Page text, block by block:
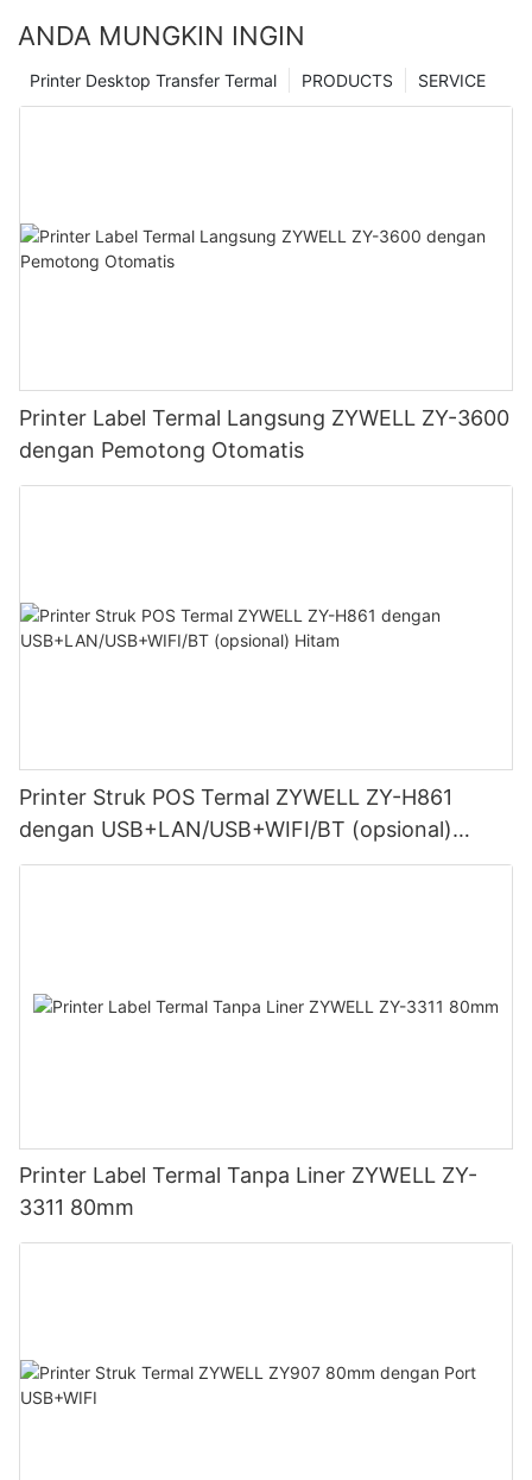
ANDA MUNGKIN INGIN
SERVICE
PRODUCTS
Printer Desktop Transfer Termal
Printer Label Termal Langsung ZYWELL ZY-3600
dengan Pemotong Otomatis
Printer Struk POS Termal ZYWELL ZY-H861
dengan USB+LAN/USB+WIFI/BT (opsional)
Hitam
Printer Label Termal Tanpa Liner ZYWELL ZY-
3311 80mm